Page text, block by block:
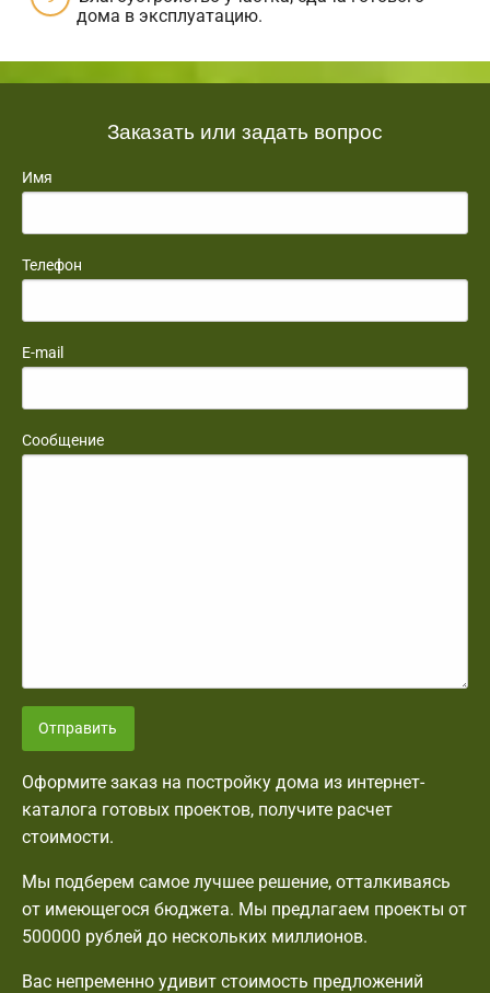
дома в эксплуатацию.
Заказать или задать вопрос
Имя
Телефон
E-mail
Сообщение
Отправить
Оформите заказ на постройку дома из интернет-
каталога готовых проектов, получите расчет
стоимости.
Мы подберем самое лучшее решение, отталкиваясь
от имеющегося бюджета. Мы предлагаем проекты от
500000 рублей до нескольких миллионов.
Вас непременно удивит стоимость предложений